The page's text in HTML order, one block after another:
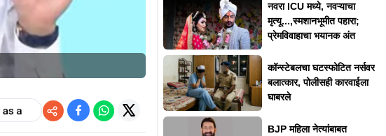
नवरा ICU मध्ये, नवऱ्याचा
मृत्यू...,स्मशानभूमीत पहारा;
प्रेमविवाहाचा भयानक अंत
कॉन्स्टेबलचा घटस्फोटित नर्सवर
बलात्कार, पोलीसही कारवाईला
घाबरले
BJP महिला नेत्यांबाबत